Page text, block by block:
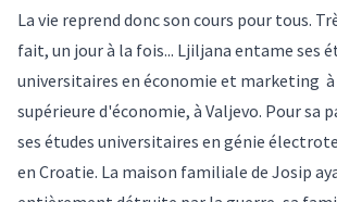
La vie reprend donc son cours pour tous.
fait, un jour à la fois... Ljiljana entame ses
universitaires en économie et marketing
supérieure d'économie, à Valjevo. Pour sa
ses études universitaires en génie
en Croatie. La maison familiale de Josip